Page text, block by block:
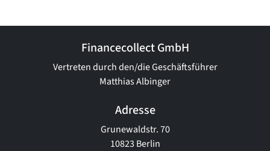
Financecollect GmbH
Vertreten durch den/die Geschäftsführer
Matthias Albinger
Adresse
Grunewaldstr. 70
10823 Berlin